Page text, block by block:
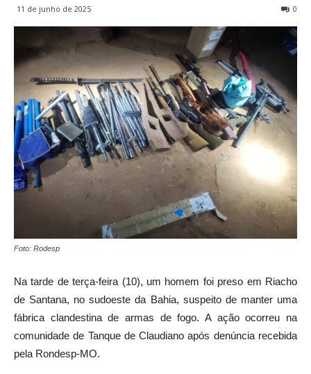
11 de junho de 2025 0
Foto: Rodesp
Na tarde de terça-feira (10), um homem foi preso em Riacho
de Santana, no sudoeste da Bahia, suspeito de manter uma
fábrica clandestina de armas de fogo. A ação ocorreu na
comunidade de Tanque de Claudiano após denúncia recebida
pela Rondesp-MO.